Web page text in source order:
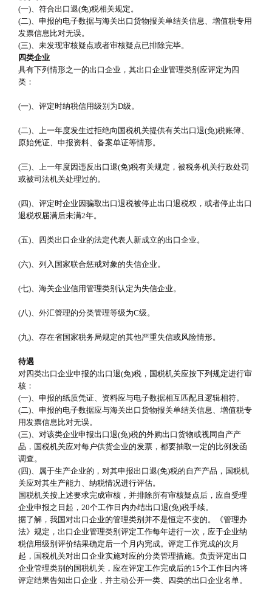
(一)、符合出口退(免)税相关规定。
(二)、申报的电子数据与海关出口货物报关单结关信息、增值税专用
发票信息比对无误。
(三)、未发现审核疑点或者审核疑点已排除完毕。
四类企业
具有下列情形之一的出口企业，其出口企业管理类别应评定为四
类：
(一)、评定时纳税信用级别为D级。
(二)、上一年度发生过拒绝向国税机关提供有关出口退(免)税账簿、
原始凭证、申报资料、备案单证等情形。
(三)、上一年度因违反出口退(免)税有关规定，被税务机关行政处罚
或被司法机关处理过的。
(四)、评定时企业因骗取出口退税被停止出口退税权，或者停止出口
退税权届满后未满2年。
(五)、四类出口企业的法定代表人新成立的出口企业。
(六)、列入国家联合惩戒对象的失信企业。
(七)、海关企业信用管理类别认定为失信企业。
(八)、外汇管理的分类管理等级为C级。
(九)、存在省国家税务局规定的其他严重失信或风险情形。
待遇
对四类出口企业申报的出口退(免)税，国税机关应按下列规定进行审
核：
(一)、申报的纸质凭证、资料应与电子数据相互匹配且逻辑相符。
(二)、申报的电子数据应与海关出口货物报关单结关信息、增值税专
用发票信息比对无误。
(三)、对该类企业申报出口退(免)税的外购出口货物或视同自产产
品，国税机关应对每户供货企业的发票，都要抽取一定的比例发函
调查。
(四)、属于生产企业的，对其申报出口退(免)税的自产产品，国税机
关应对其生产能力、纳税情况进行评估。
国税机关按上述要求完成审核，并排除所有审核疑点后，应自受理
企业申报之日起，20个工作日内办结出口退(免)税手续。
据了解，我国对出口企业的管理类别并不是恒定不变的。《管理办
法》规定，出口企业管理类别评定工作每年进行一次，应于企业纳
税信用级别评价结果确定后一个月内完成。评定工作完成的次月
起，国税机关对出口企业实施对应的分类管理措施。负责评定出口
企业管理类别的国税机关，应在评定工作完成后的15个工作日内将
评定结果告知出口企业，并主动公开一类、四类的出口企业名单。